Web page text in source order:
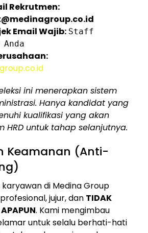
Rekrutmen:
Email Wajib: Staff
Anda
ini menerapkan sistem
Hanya kandidat yang
kualifikasi yang akan
HRD untuk tahap selanjutnya.
Keamanan (Anti-
di Medina Group
jujur, dan TIDAK
. Kami mengimbau
untuk selalu berhati-hati